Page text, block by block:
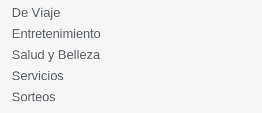
De Viaje
Entretenimiento
Salud y Belleza
Servicios
Sorteos